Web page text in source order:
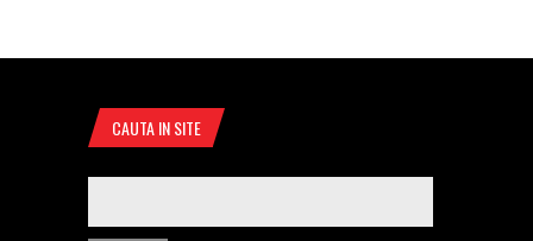
CAUTA IN SITE